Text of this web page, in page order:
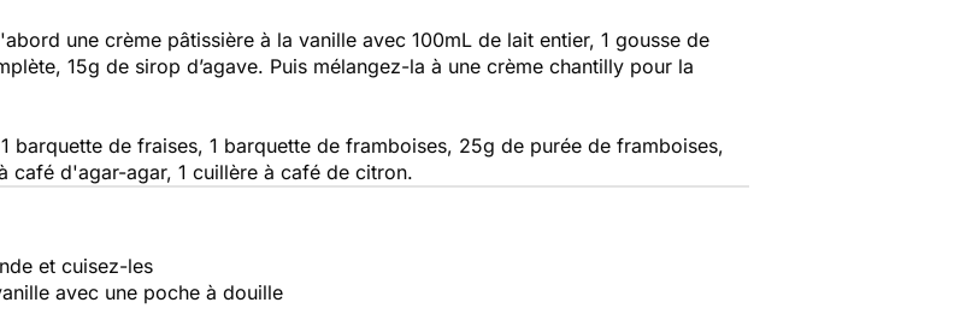
une crème pâtissière à la vanille avec 100mL de lait entier, 1 gousse de
15g de sirop d’agave. Puis mélangez-la à une crème chantilly pour la
1 barquette de fraises, 1 barquette de framboises, 25g de purée de framboises,
café d'agar-agar, 1 cuillère à café de citron.
et cuisez-les
avec une poche à douille